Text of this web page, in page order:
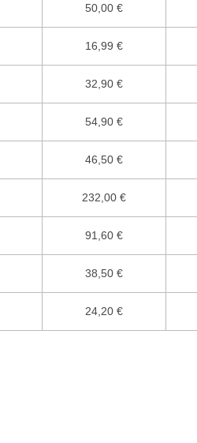
50,00 €
16,99 €
32,90 €
54,90 €
46,50 €
232,00 €
91,60 €
38,50 €
24,20 €